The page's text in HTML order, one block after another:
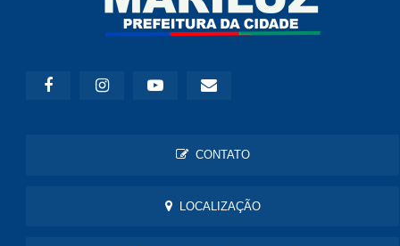
CONTATO
LOCALIZAÇÃO